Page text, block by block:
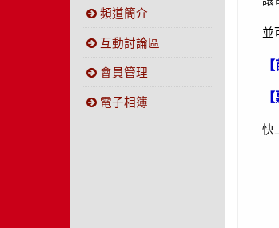
並
快
頻道簡介
互動討論區
會員管理
電子相簿